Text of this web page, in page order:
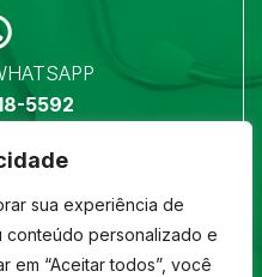
sua experiência de
conteúdo personalizado e
em “Aceitar todos”, você
5592